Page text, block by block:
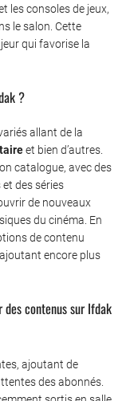
les consoles de jeux,
le salon. Cette
qui favorise la
?
allant de la
et bien d’autres.
catalogue, avec des
des séries
de nouveaux
du cinéma. En
de contenu
encore plus
contenus sur Ifdak
ajoutant de
des abonnés.